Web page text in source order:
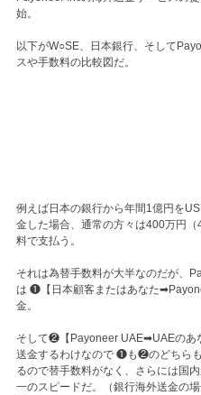
始。
以下がW○SE、日本銀行、そして
スや手数料の比較図だ。
例えば日本の銀行から年間1億円を
金した場合、通常の方々は400万円️（
料で支払う。
それは為替手数料が大半なのだが、
は ❶【日本顧客またはあなた
金。
そして❷【Payoneer UAE➡︎UAEのあ
送金するわけなので ❶も❷のどちら
るので替手数料がなく、さらには国
一のスピードだ。（銀行海外送金の